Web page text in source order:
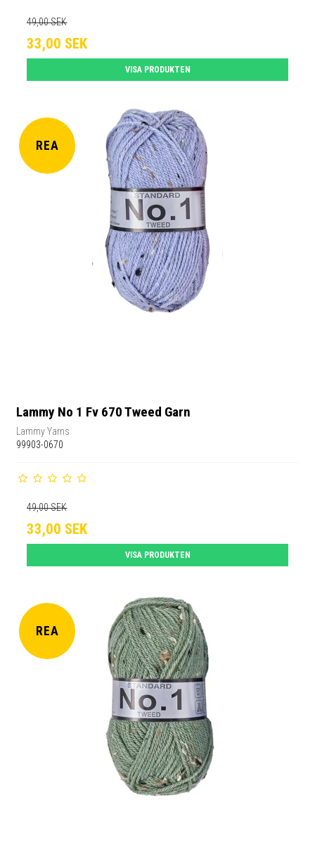
49,00 SEK
33,00 SEK
VISA PRODUKTEN
REA
Lammy No 1 Fv 670 Tweed Garn
Lammy Yarns
99903-0670
49,00 SEK
33,00 SEK
VISA PRODUKTEN
REA